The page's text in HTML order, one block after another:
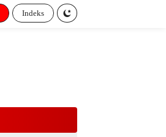
Indeks